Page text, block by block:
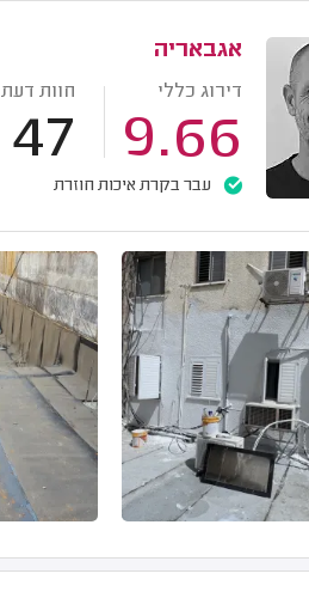
אגבאריה
דירוג כללי
9.66
חוות דעת
47
עבר בקרת איכות חוזרת